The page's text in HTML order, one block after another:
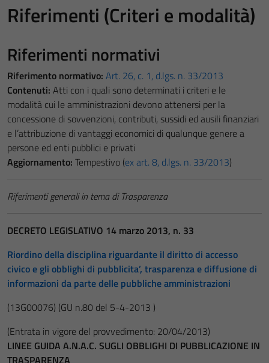
Riferimenti (Criteri e modalità)
Riferimenti normativi
Riferimento normativo: Art. 26, c. 1, d.lgs. n. 33/2013
Contenuti: Atti con i quali sono determinati i criteri e le
modalità cui le amministrazioni devono attenersi per la
concessione di sovvenzioni, contributi, sussidi ed ausili finanziari
e l’attribuzione di vantaggi economici di qualunque genere a
persone ed enti pubblici e privati
Aggiornamento: Tempestivo (ex art. 8, d.lgs. n. 33/2013)
Riferimenti generali in tema di Trasparenza
DECRETO LEGISLATIVO 14 marzo 2013, n. 33
Riordino della disciplina riguardante il diritto di accesso
civico e gli obblighi di pubblicita’, trasparenza e diffusione di
informazioni da parte delle pubbliche amministrazioni
(13G00076) (GU n.80 del 5-4-2013 )
(Entrata in vigore del provvedimento: 20/04/2013)
LINEE GUIDA A.N.A.C. SUGLI OBBLIGHI DI PUBBLICAZIONE IN
TRASPARENZA